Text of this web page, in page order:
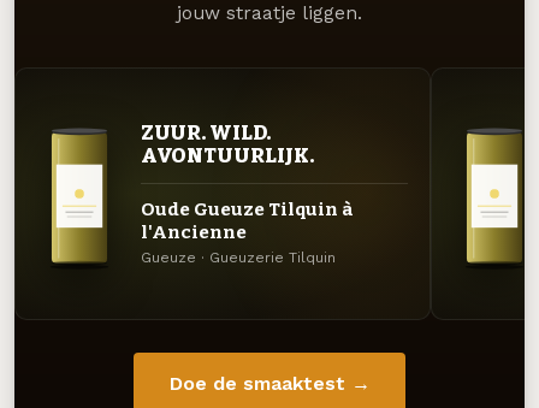
jouw straatje liggen.
ZUUR. WILD.
AVONTUURLIJK.
Oude Gueuze Tilquin à
l'Ancienne
Gueuze · Gueuzerie Tilquin
Doe de smaaktest →